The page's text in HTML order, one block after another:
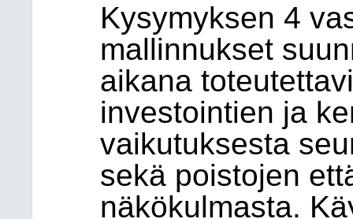
Kysymyksen 4
mallinnukset
aikana
investointien ja
vaikutuksesta
sekä poistojen
näkökulmasta.